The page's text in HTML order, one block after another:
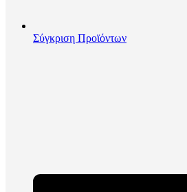
Σύγκριση Προϊόντων